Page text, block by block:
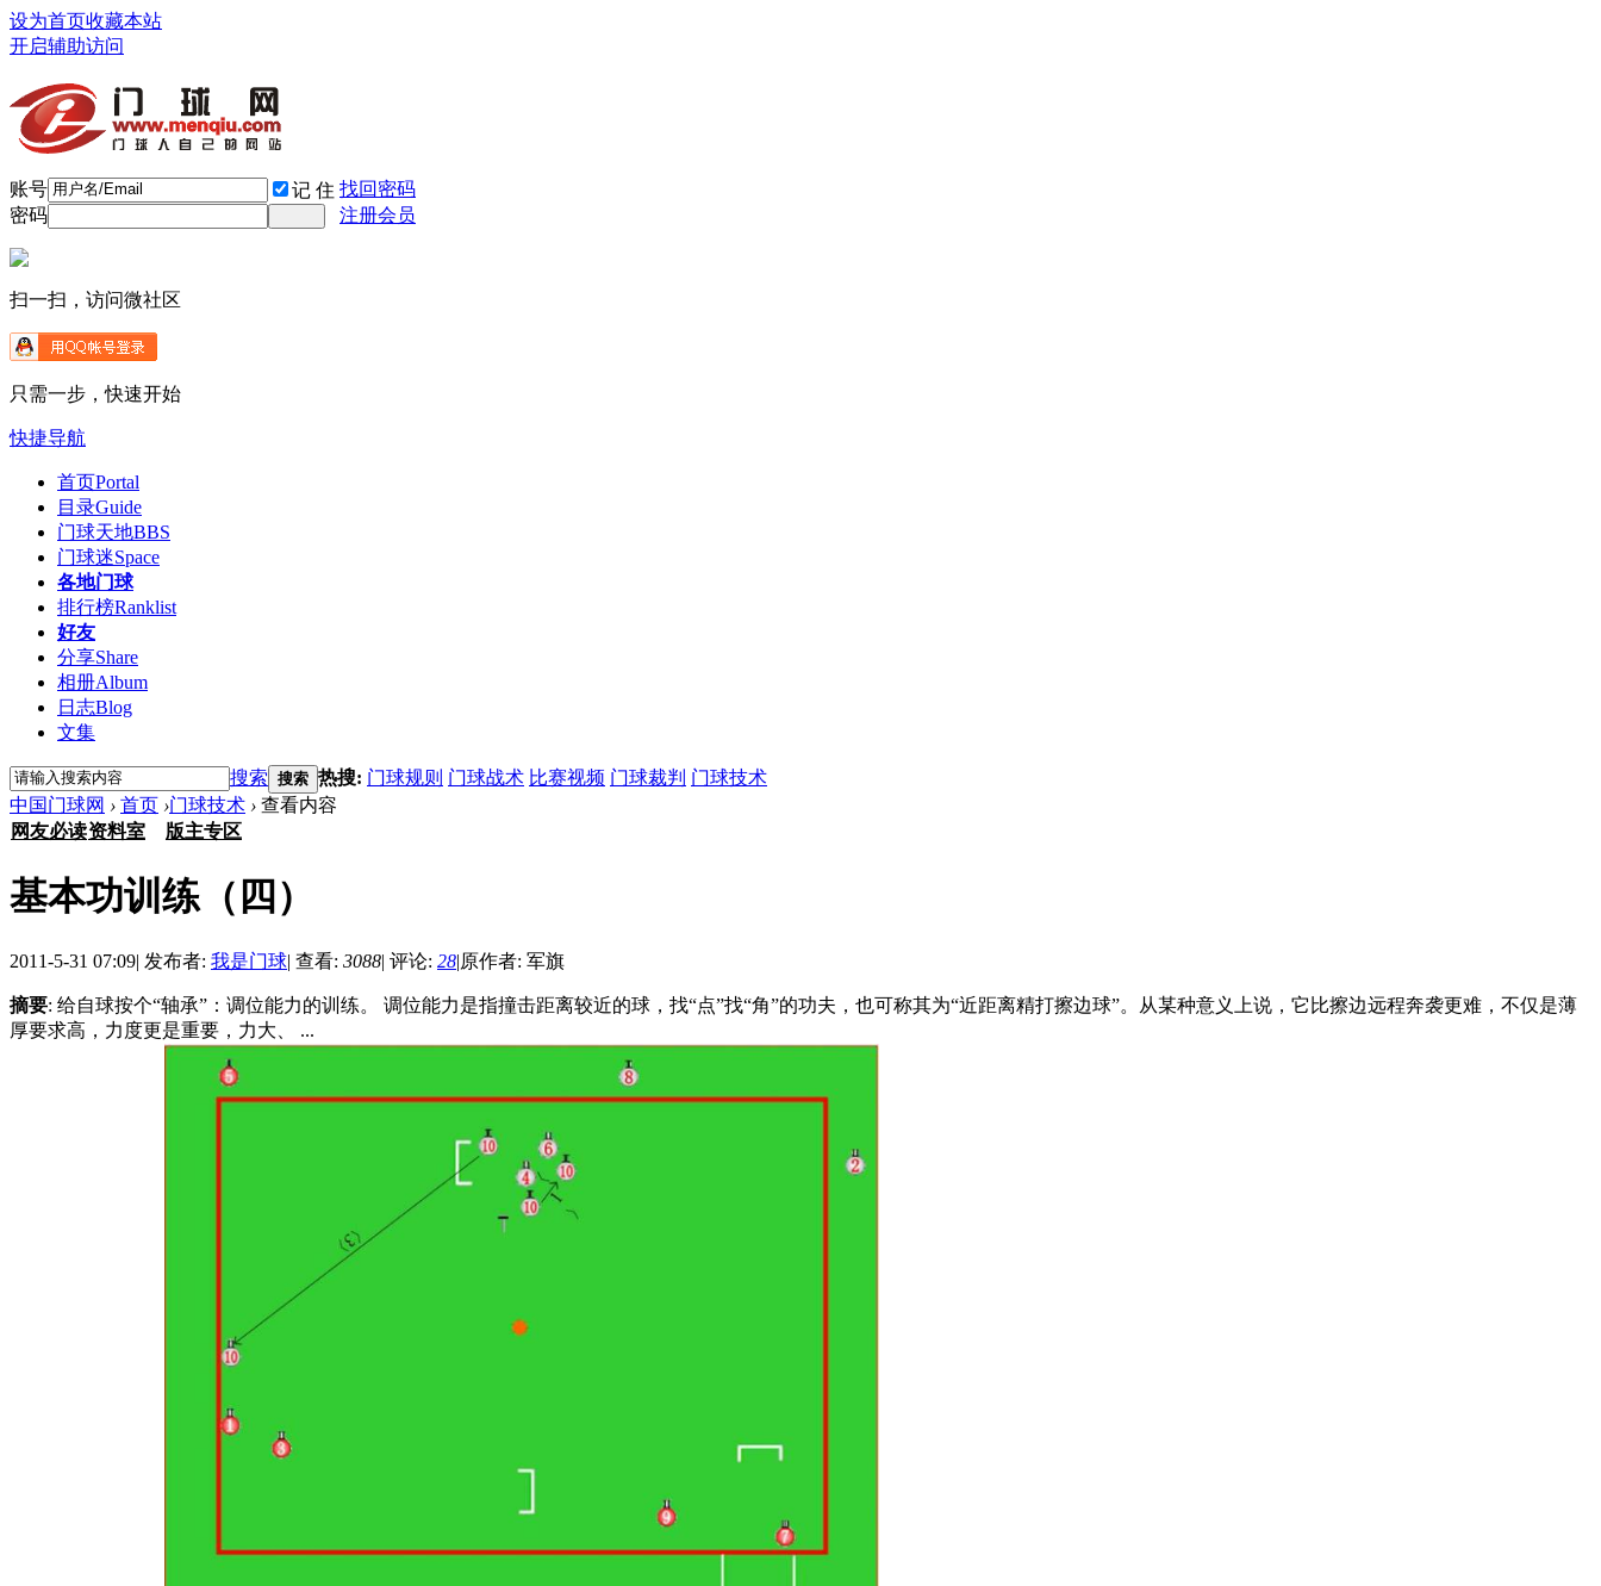
设为首页收藏本站
开启辅助访问
账号 记 住 找回密码
密码
注册会员
扫一扫，访问微社区
只需一步，快速开始
快捷导航
首页Portal
目录Guide
门球天地BBS
门球迷Space
各地门球
排行榜Ranklist
好友
分享Share
相册Album
日志Blog
文集
搜索 搜索 热搜: 门球规则 门球战术 比赛视频 门球裁判 门球技术
中国门球网 › 首页 ›门球技术 › 查看内容
网友必读资料室 版主专区
基本功训练（四）
2011-5-31 07:09| 发布者: 我是门球| 查看: 3088| 评论: 28|原作者: 军旗
摘要: 给自球按个“轴承”：调位能力的训练。 调位能力是指撞击距离较近的球，找“点”找“角”的功夫，也可称其为“近距离精打擦边球”。从某种意义上说，它比擦边远程奔袭更难，不仅是薄
厚要求高，力度更是重要，力大、 ...